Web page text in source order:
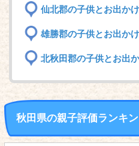
仙北郡の子供とお出か
雄勝郡の子供とお出か
北秋田郡の子供とお出
秋田県の親子評価ランキ